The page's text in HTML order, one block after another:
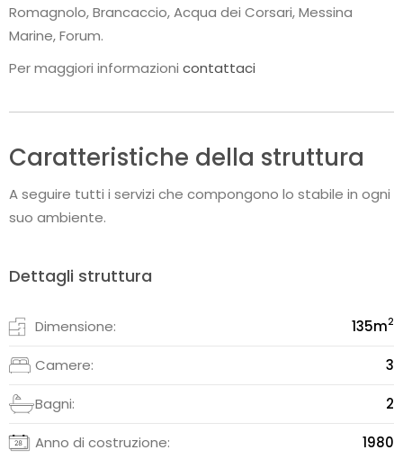
Romagnolo, Brancaccio, Acqua dei Corsari, Messina
Marine, Forum.
Per maggiori informazioni contattaci
Caratteristiche della struttura
A seguire tutti i servizi che compongono lo stabile in ogni
suo ambiente.
Dettagli struttura
Dimensione: 135m2
Camere: 3
Bagni: 2
Anno di costruzione: 1980